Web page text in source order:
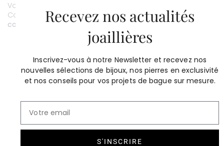
Vous souhaitez personnaliser ce bijou ?
Contactez-nous au01 53 81 69 08
contact@compagniedesgemmes.com
Recevez nos actualités
joaillières
Inscrivez-vous à notre Newsletter et recevez nos
nouvelles sélections de bijoux, nos pierres en exclusivité
et nos conseils pour vos projets de bague sur mesure.
S'INSCRIRE